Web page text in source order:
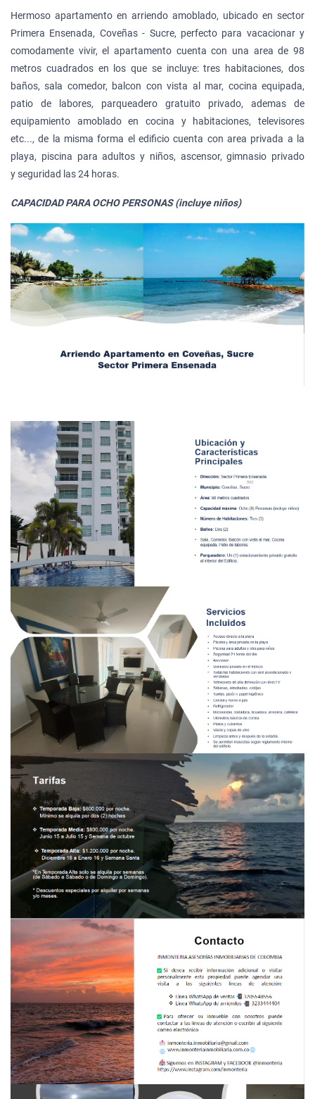
Hermoso apartamento en arriendo amoblado, ubicado en sector
Primera Ensenada, Coveñas - Sucre, perfecto para vacacionar y
comodamente vivir, el apartamento cuenta con una area de 98
metros cuadrados en los que se incluye: tres habitaciones, dos
baños, sala comedor, balcon con vista al mar, cocina equipada,
patio de labores, parqueadero gratuito privado, ademas de
equipamiento amoblado en cocina y habitaciones, televisores
etc..., de la misma forma el edificio cuenta con area privada a la
playa, piscina para adultos y niños, ascensor, gimnasio privado
y seguridad las 24 horas.
CAPACIDAD PARA OCHO PERSONAS (incluye niños)